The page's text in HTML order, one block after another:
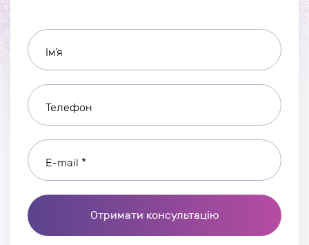
Ім’я
Телефон
E-mail *
Отримати консультацію